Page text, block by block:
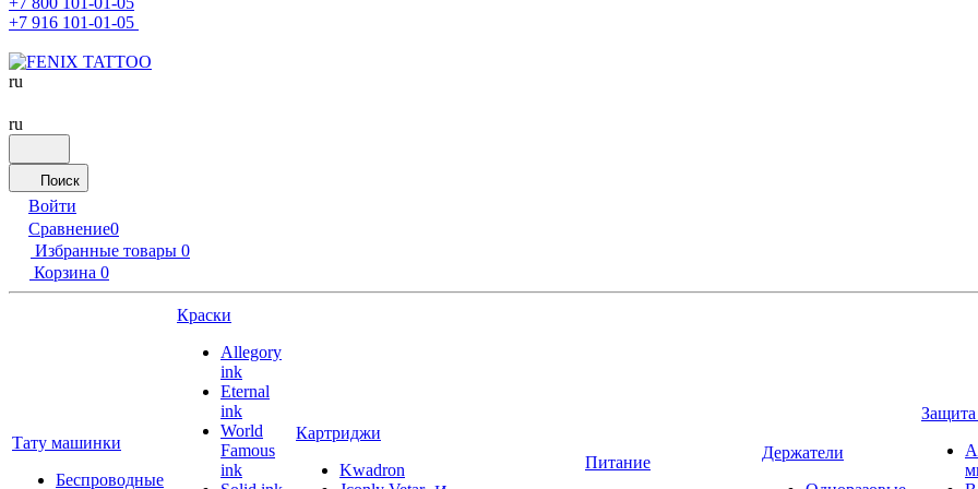
+7 916 101-01-05
ru
ru
Поиск
Войти
Сравнение0
Избранные товары 0
Корзина 0
Тату машинки
Беспроводные
Краски
Allegory
ink
Eternal
ink
World
Famous
ink
Картриджи
Kwadron
Питание
Держатели